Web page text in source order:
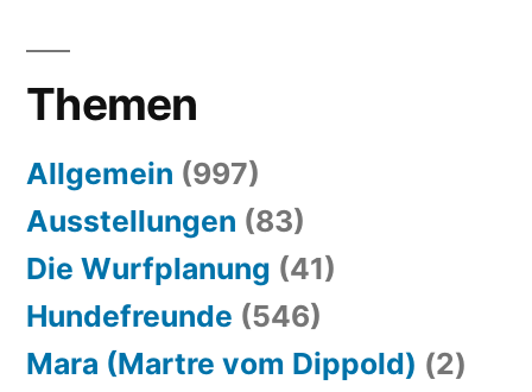
Themen
Allgemein (997)
Ausstellungen (83)
Die Wurfplanung (41)
Hundefreunde (546)
Mara (Martre vom Dippold) (2)